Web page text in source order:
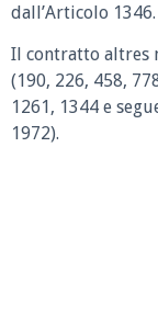
dall’Articolo 1346.
Il contratto altres
(190, 226, 458,
1261, 1344 e
1972).